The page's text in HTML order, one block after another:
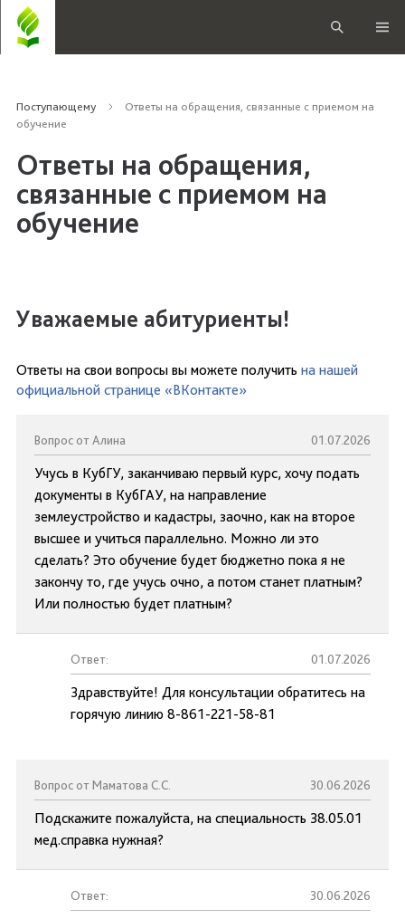
Поступающему
Ответы на обращения, связанные с приемом на
обучение
Ответы на обращения,
связанные с приемом на
обучение
Уважаемые абитуриенты!
Ответы на свои вопросы вы можете получить на нашей
официальной странице «ВКонтакте»
Вопрос от Алина 01.07.2026
Учусь в КубГУ, заканчиваю первый курс, хочу подать
документы в КубГАУ, на направление
землеустройство и кадастры, заочно, как на второе
высшее и учиться параллельно. Можно ли это
сделать? Это обучение будет бюджетно пока я не
закончу то, где учусь очно, а потом станет платным?
Или полностью будет платным?
Ответ: 01.07.2026
Здравствуйте! Для консультации обратитесь на
горячую линию 8-861-221-58-81
Вопрос от Маматова С.С. 30.06.2026
Подскажите пожалуйста, на специальность 38.05.01
мед.справка нужная?
Ответ: 30.06.2026